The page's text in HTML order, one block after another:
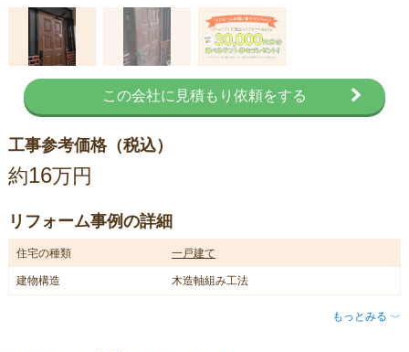
この会社に見積もり依頼をする
工事参考価格（税込）
約16万円
リフォーム事例の詳細
住宅の種類 一戸建て
建物構造 木造軸組み工法
もっとみる 〈